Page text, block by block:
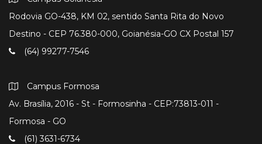
Rodovia GO-438, KM 02, sentido Santa Rita do Novo
Destino - CEP 76.380-000, Goianésia-GO CX Postal 157
(64) 99277-7546
Campus Formosa
Av. Brasília, 2016 - St - Formosinha - CEP:73813-011 -
Formosa - GO
(61) 3631-6734